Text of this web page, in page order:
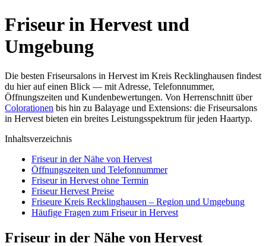
Friseur in Hervest und
Umgebung
Die besten Friseursalons in Hervest im Kreis Recklinghausen findest
du hier auf einen Blick — mit Adresse, Telefonnummer,
Öffnungszeiten und Kundenbewertungen. Von Herrenschnitt über
Colorationen bis hin zu Balayage und Extensions: die Friseursalons
in Hervest bieten ein breites Leistungsspektrum für jeden Haartyp.
Inhaltsverzeichnis
Friseur in der Nähe von Hervest
Öffnungszeiten und Telefonnummer
Friseur in Hervest ohne Termin
Friseur Hervest Preise
Friseure Kreis Recklinghausen – Region und Umgebung
Häufige Fragen zum Friseur in Hervest
Friseur in der Nähe von Hervest